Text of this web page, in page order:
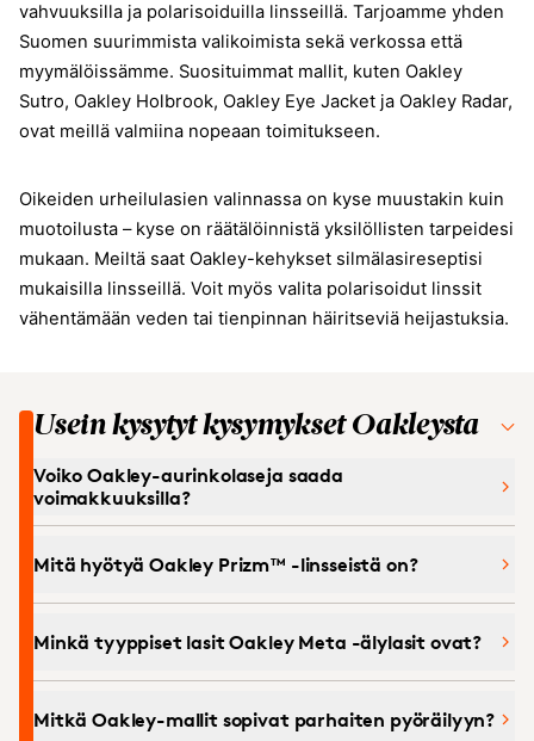
vahvuuksilla ja polarisoiduilla linsseillä. Tarjoamme yhden
Suomen suurimmista valikoimista sekä verkossa että
myymälöissämme. Suosituimmat mallit, kuten Oakley
Sutro, Oakley Holbrook, Oakley Eye Jacket ja Oakley Radar,
ovat meillä valmiina nopeaan toimitukseen.
Oikeiden urheilulasien valinnassa on kyse muustakin kuin
muotoilusta – kyse on räätälöinnistä yksilöllisten tarpeidesi
mukaan. Meiltä saat Oakley-kehykset silmälasireseptisi
mukaisilla linsseillä. Voit myös valita polarisoidut linssit
vähentämään veden tai tienpinnan häiritseviä heijastuksia.
Usein kysytyt kysymykset Oakleysta
Voiko Oakley-aurinkolaseja saada
voimakkuuksilla?
Mitä hyötyä Oakley Prizm™ -linsseistä on?
Minkä tyyppiset lasit Oakley Meta -älylasit ovat?
Mitkä Oakley-mallit sopivat parhaiten pyöräilyyn?